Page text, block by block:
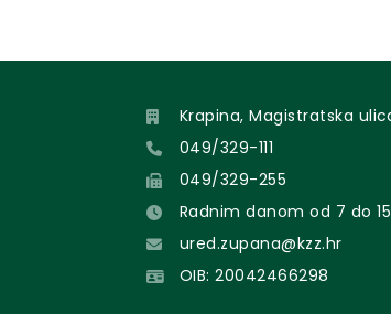
Krapina, Magistratska
049/329-111
049/329-255
Radnim danom od 7 do 15
ured.zupana@kzz.hr
OIB: 20042466298